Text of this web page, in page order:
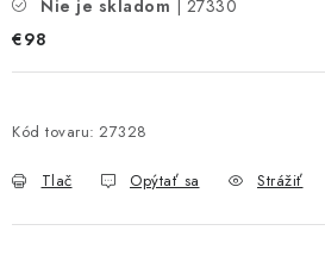
Nie je skladom
| 27330
€98
Kód tovaru: 27328
Tlač Opýtať sa Strážiť